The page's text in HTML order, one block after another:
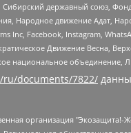
державный союз,
Народное движение Адат,
Inc, Facebook, Instagram,
Движение Весна,
национальное объединение,
documents/7822/
Фонд содействия защите здоровья и социальной справедливости имени Андрея Рылькова, Автономная Некоммерческая Организация "Аналитический Центр Юрия Левады", Автономная некоммерческая организация социальной поддержки населения "Проект Апрель", Региональная общественная организация помощи женщинам и детям, находящимся в кризисной ситуации "Информационно-методический центр "Анна", Фонд содействия развитию массовых коммуникаций и правовому просвещению "Так-так-Так", Фонд содействия устойчивому развитию "Серебряная тайга", Свердловский региональный общественный фонд социальных проектов "Новое время", "Idel.Реалии", Кавказ.Реалии, Крым.Реалии, Телеканал Настоящее Время, Татаро-башкирская служба Радио Свобода (Azatliq Radiosi), Радио Свободная Европа/Радио Свобода (PCE/PC), "Сибирь.Реалии", "Фактограф", Благотворительный фонд помощи осужденным и их семьям, Автономная некоммерческая организация "Институт глобализации и социальных движений", Фонд "В защиту прав заключенных", Частное учреждение "Центр поддержки и содействия развитию средств массовой информации", Пензенский региональный общественный благотворительный фонд "Гражданский союз", "Север.Реалии", Некоммерческая организация Фонд "Правовая инициатива", Общество с ограниченной ответственностью "Радио Свободная Европа/Радио Свобода", Чешское информационное агентство "MEDIUM-ORIENT",